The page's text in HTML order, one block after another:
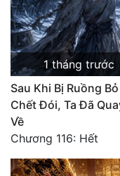
1 tháng trước
Sau Khi Bị Ruồng
Chết Đói, Ta Đã
Về
Chương 116: Hết